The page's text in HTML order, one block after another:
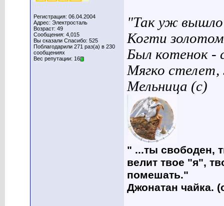
Регистрация: 06.04.2004
Адрес: Электросталь
Возраст: 49
Сообщения: 4,015
Вы сказали Спасибо: 525
Поблагодарили 271 раз(а) в 230
сообщениях
Вес репутации: 16
"Так уж вышло
Когти
Был котенок -
Мягко
Мельница (с)
" ...ты свободен,
велит твое "я",
помешать."
Джонатан чайка.